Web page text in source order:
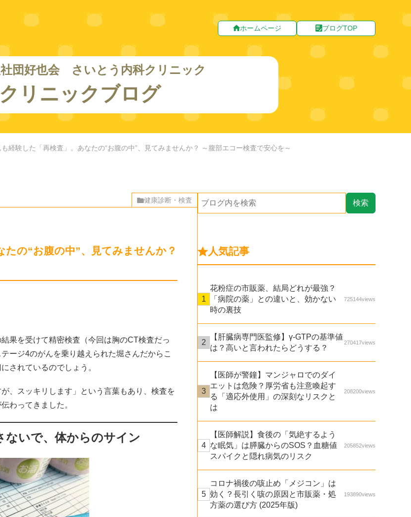
ホームページ ブログTOP
社団好也会 さいとう内科クリニック
クリニックブログ
経験した「再検査」。あなたの“お腹の中”、見てみませんか？ ～腹部エコー検査で安心を～
健康診断・検査
の“お腹の中”、見てみませんか？
果を受けて精密検査（今回は胸のCT検査だっ
ージ4のがんを乗り越えられた堀さんだからこ
されているのでしょう。
、スッキリします」という言葉もあり、検査を
わってきました。
ないで、体からのサイン
人気記事
花粉症の市販薬、結局どれが最強？
「病院の薬」との違いと、効かない
時の裏技
725144views
【肝臓病専門医監修】γ-GTPの基準値
は？高いと言われたらどうする？
270417views
【医師が警鐘】マンジャロでのダイ
エットは危険？厚労省も注意喚起す
る「適応外使用」の深刻なリスクと
は
208200views
【医師解説】食後の「気絶するよう
な眠気」は膵臓からのSOS？血糖値
スパイクと隠れ病気のリスク
205852views
コロナ禍後の咳止め「メジコン」は
効く？長引く咳の原因と市販薬・処
方薬の選び方 (2025年版)
193890views